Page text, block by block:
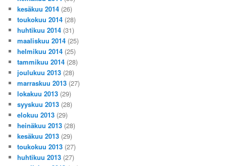
kesäkuu 2014 (26)
toukokuu 2014 (28)
huhtikuu 2014 (31)
maaliskuu 2014 (25)
helmikuu 2014 (25)
tammikuu 2014 (28)
joulukuu 2013 (28)
marraskuu 2013 (27)
lokakuu 2013 (29)
syyskuu 2013 (28)
elokuu 2013 (29)
heinäkuu 2013 (28)
kesäkuu 2013 (29)
toukokuu 2013 (27)
huhtikuu 2013 (27)